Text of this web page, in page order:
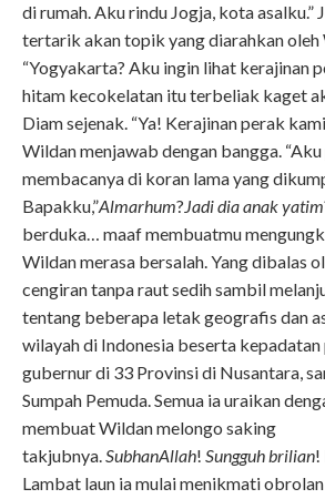
di rumah. Aku rindu Jogja, kota asalku.”
tertarik akan topik yang diarahkan oleh
“Yogyakarta? Aku ingin lihat kerajinan
hitam kecokelatan itu terbeliak kaget
Diam sejenak. “Ya! Kerajinan perak
Wildan menjawab dengan bangga.
membacanya di koran lama yang
Bapakku,”Almarhum?Jadi dia anak yatim
berduka… maaf membuatmu
Wildan merasa bersalah. Yang dibalas
cengiran tanpa raut sedih sambil
tentang beberapa letak geografis dan
wilayah di Indonesia beserta
gubernur di 33 Provinsi di Nusantara,
Sumpah Pemuda. Semua ia uraikan
membuat Wildan melongo saking
takjubnya.SubhanAllah! Sungguh brilian!
Lambat laun ia mulai menikmati